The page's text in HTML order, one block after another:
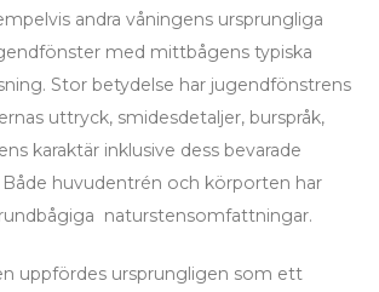
andra våningens ursprungliga
med mittbågens typiska
Stor betydelse har jugendfönstrens
uttryck, smidesdetaljer, burspråk,
karaktär inklusive dess bevarade
huvudentrén och körporten har
naturstensomfattningar.
uppfördes ursprungligen som ett